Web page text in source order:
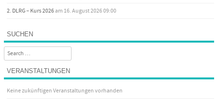
2. DLRG – Kurs 2026am 16. August 2026 09:00
SUCHEN
Search
VERANSTALTUNGEN
Keine zukünftigen Veranstaltungen vorhanden